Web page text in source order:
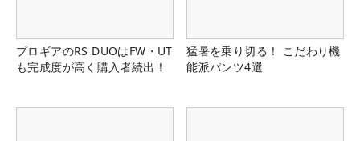
プロギアのRS DUOはFW・UT
も完成度が高く購入者続出！
猛暑を乗り切る！ こだわり機
能派パンツ4選